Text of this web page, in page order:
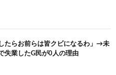
たらお前らは皆クビになるわ」→未
失業したG民が0人の理由